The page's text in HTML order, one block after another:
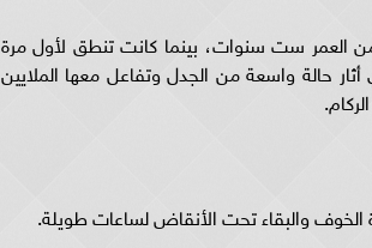
العمر ست سنوات، بينما كانت تنطق لأول مرة
حالة واسعة من الجدل وتفاعل معها الملايين
والبقاء تحت الأنقاض لساعات طويلة.